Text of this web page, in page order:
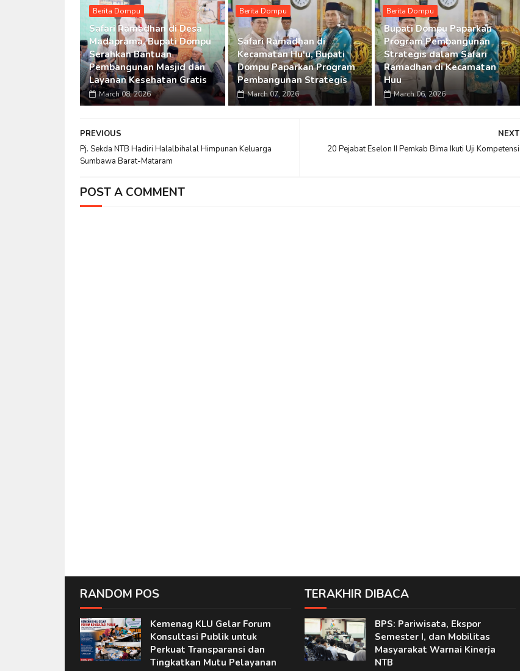
Berita Dompu
Safari Ramadhan di Desa
Madaprama, Bupati Dompu
Serahkan Bantuan
Pembangunan Masjid dan
Layanan Kesehatan Gratis
March 08, 2026
Berita Dompu
Safari Ramadhan di
Kecamatan Hu'u, Bupati
Dompu Paparkan Program
Pembangunan Strategis
March 07, 2026
Berita Dompu
Bupati Dompu Paparkan
Program Pembangunan
Strategis dalam Safari
Ramadhan di Kecamatan
Huu
March 06, 2026
NEXT
20 Pejabat Eselon II Pemkab Bima Ikuti Uji Kompetensi
PREVIOUS
Pj. Sekda NTB Hadiri Halalbihalal Himpunan Keluarga
Sumbawa Barat-Mataram
POST A COMMENT
RANDOM POS
Kemenag KLU Gelar Forum
Konsultasi Publik untuk
Perkuat Transparansi dan
Tingkatkan Mutu Pelayanan
TERAKHIR DIBACA
BPS: Pariwisata, Ekspor
Semester I, dan Mobilitas
Masyarakat Warnai Kinerja
NTB